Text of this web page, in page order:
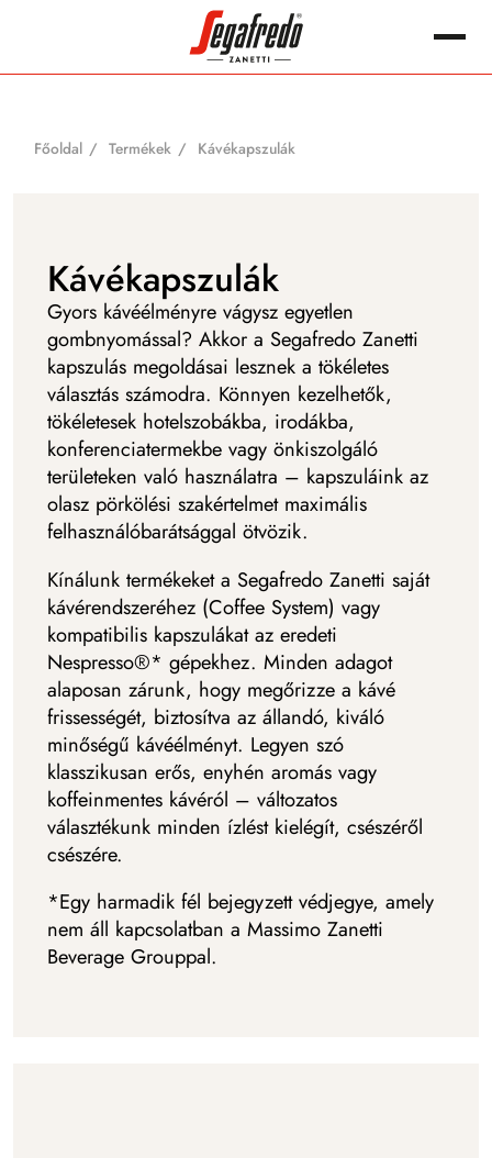
Főoldal Termékek Kávékapszulák
Kávékapszulák
Gyors kávéélményre vágysz egyetlen
gombnyomással? Akkor a Segafredo Zanetti
kapszulás megoldásai lesznek a tökéletes
választás számodra. Könnyen kezelhetők,
tökéletesek hotelszobákba, irodákba,
konferenciatermekbe vagy önkiszolgáló
területeken való használatra – kapszuláink az
olasz pörkölési szakértelmet maximális
felhasználóbarátsággal ötvözik.
Kínálunk termékeket a Segafredo Zanetti saját
kávérendszeréhez (Coffee System) vagy
kompatibilis kapszulákat az eredeti
Nespresso®* gépekhez. Minden adagot
alaposan zárunk, hogy megőrizze a kávé
frissességét, biztosítva az állandó, kiváló
minőségű kávéélményt. Legyen szó
klasszikusan erős, enyhén aromás vagy
koffeinmentes kávéról – változatos
választékunk minden ízlést kielégít, csészéről
csészére.
*Egy harmadik fél bejegyzett védjegye, amely
nem áll kapcsolatban a Massimo Zanetti
Beverage Grouppal.